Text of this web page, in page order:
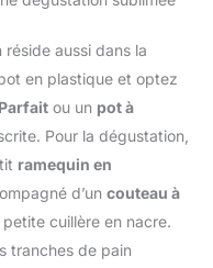
ou froides.
et boissons,
du lait
frais.
avec 4 lames
de
: 1 x
3
cuisine / Robot
plus de 50
/ Avec
de série /
: Noir/Inox
du temps.
puissant de
allant jusqu'à 20
Gère
même les
durs et
aux légumes
fromage, etc.;
réside aussi dans la
en plastique et optez
ou un pot à
Pour la dégustation,
ramequin en
d’un couteau à
cuillère en nacre.
tranches de pain